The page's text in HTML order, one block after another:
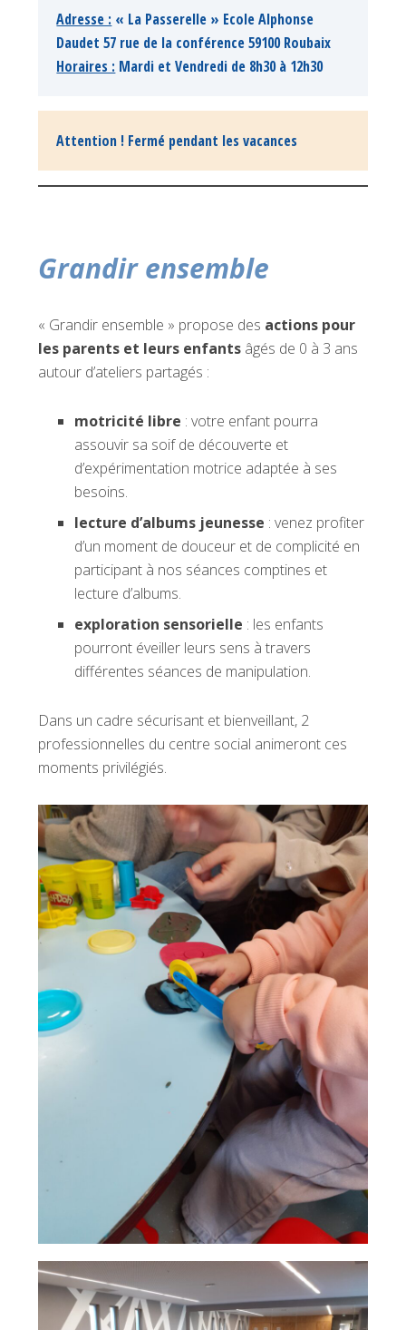
Adresse : « La Passerelle » Ecole Alphonse
Daudet 57 rue de la conférence 59100 Roubaix
Horaires : Mardi et Vendredi de 8h30 à 12h30
Attention ! Fermé pendant les vacances
Grandir ensemble
« Grandir ensemble » propose des actions pour
les parents et leurs enfants âgés de 0 à 3 ans
autour d’ateliers partagés :
motricité libre : votre enfant pourra
assouvir sa soif de découverte et
d’expérimentation motrice adaptée à ses
besoins.
lecture d’albums jeunesse : venez profiter
d’un moment de douceur et de complicité en
participant à nos séances comptines et
lecture d’albums.
exploration sensorielle : les enfants
pourront éveiller leurs sens à travers
différentes séances de manipulation.
Dans un cadre sécurisant et bienveillant, 2
professionnelles du centre social animeront ces
moments privilégiés.